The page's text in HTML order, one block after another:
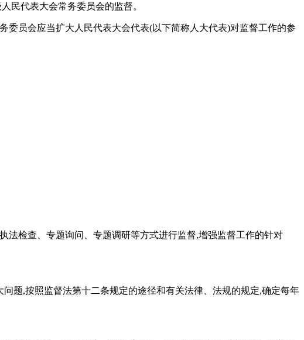
民代表大会常务委员会的监督。
委员会应当扩大人民代表大会代表(以下简称人大代表)对监督工作的参
法检查、专题询问、专题调研等方式进行监督,增强监督工作的针对
题,按照监督法第十二条规定的途径和有关法律、法规的规定,确定每年